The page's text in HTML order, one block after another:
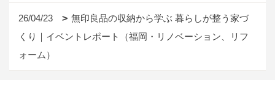
26/04/23
無印良品の収納から学ぶ 暮らしが整う家づ
くり｜イベントレポート（福岡・リノベーション、リフ
ォーム）